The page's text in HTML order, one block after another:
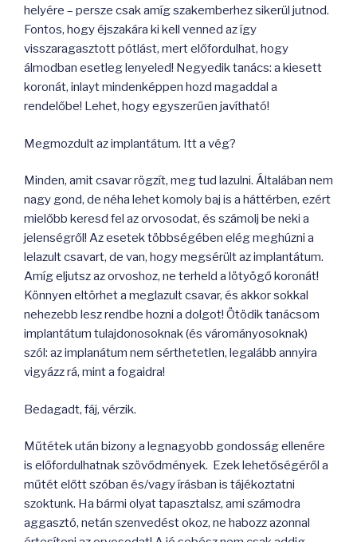
helyére – persze csak amíg szakemberhez sikerül jutnod.
Fontos, hogy éjszakára ki kell venned az így
visszaragasztott pótlást, mert előfordulhat, hogy
álmodban esetleg lenyeled! Negyedik tanács: a kiesett
koronát, inlayt mindenképpen hozd magaddal a
rendelőbe! Lehet, hogy egyszerűen javítható!
Megmozdult az implantátum. Itt a vég?
Minden, amit csavar rögzít, meg tud lazulni. Általában nem
nagy gond, de néha lehet komoly baj is a háttérben, ezért
mielőbb keresd fel az orvosodat, és számolj be neki a
jelenségről! Az esetek többségében elég meghúzni a
lelazult csavart, de van, hogy megsérült az implantátum.
Amíg eljutsz az orvoshoz, ne terheld a lötyögő koronát!
Könnyen eltörhet a meglazult csavar, és akkor sokkal
nehezebb lesz rendbe hozni a dolgot! Ötödik tanácsom
implantátum tulajdonosoknak (és várományosoknak)
szól: az implanátum nem sérthetetlen, legalább annyira
vigyázz rá, mint a fogaidra!
Bedagadt, fáj, vérzik.
Műtétek után bizony a legnagyobb gondosság ellenére
is előfordulhatnak szövődmények. Ezek lehetőségéről a
műtét előtt szóban és/vagy írásban is tájékoztatni
szoktunk. Ha bármi olyat tapasztalsz, ami számodra
aggasztó, netán szenvedést okoz, ne habozz azonnal